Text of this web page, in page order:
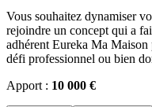
Vous souhaitez dynamiser
rejoindre un concept qui a
adhérent Eureka Ma
défi professionnel ou bien
Apport : 10 000 €